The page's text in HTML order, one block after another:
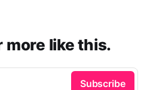
more like this.
Subscribe